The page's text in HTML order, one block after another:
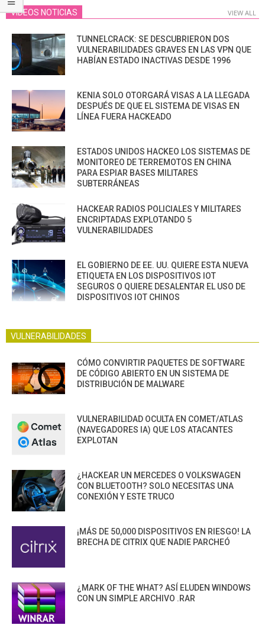
VIDEOS NOTICIAS VIEW ALL
TUNNELCRACK: SE DESCUBRIERON DOS
VULNERABILIDADES GRAVES EN LAS VPN QUE
HABÍAN ESTADO INACTIVAS DESDE 1996
KENIA SOLO OTORGARÁ VISAS A LA LLEGADA
DESPUÉS DE QUE EL SISTEMA DE VISAS EN
LÍNEA FUERA HACKEADO
ESTADOS UNIDOS HACKEO LOS SISTEMAS DE
MONITOREO DE TERREMOTOS EN CHINA
PARA ESPIAR BASES MILITARES
SUBTERRÁNEAS
HACKEAR RADIOS POLICIALES Y MILITARES
ENCRIPTADAS EXPLOTANDO 5
VULNERABILIDADES
EL GOBIERNO DE EE. UU. QUIERE ESTA NUEVA
ETIQUETA EN LOS DISPOSITIVOS IOT
SEGUROS O QUIERE DESALENTAR EL USO DE
DISPOSITIVOS IOT CHINOS
VULNERABILIDADES
CÓMO CONVIRTIR PAQUETES DE SOFTWARE
DE CÓDIGO ABIERTO EN UN SISTEMA DE
DISTRIBUCIÓN DE MALWARE
VULNERABILIDAD OCULTA EN COMET/ATLAS
(NAVEGADORES IA) QUE LOS ATACANTES
EXPLOTAN
¿HACKEAR UN MERCEDES O VOLKSWAGEN
CON BLUETOOTH? SOLO NECESITAS UNA
CONEXIÓN Y ESTE TRUCO
¡MÁS DE 50,000 DISPOSITIVOS EN RIESGO! LA
BRECHA DE CITRIX QUE NADIE PARCHEÓ
¿MARK OF THE WHAT? ASÍ ELUDEN WINDOWS
CON UN SIMPLE ARCHIVO .RAR